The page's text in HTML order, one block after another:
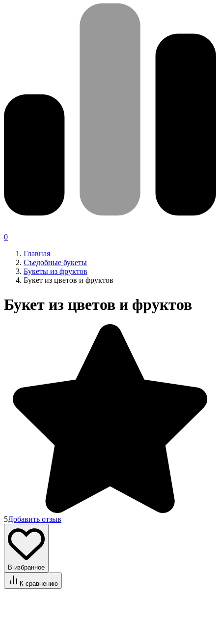
0
Главная
Съедобные букеты
Букеты из фруктов
Букет из цветов и фруктов
Букет из цветов и фруктов
5Добавить отзыв
В избранное
К сравнению